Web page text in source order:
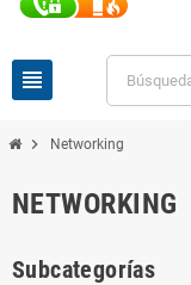
view_headline
chevron_right Networking
NETWORKING
Subcategorías